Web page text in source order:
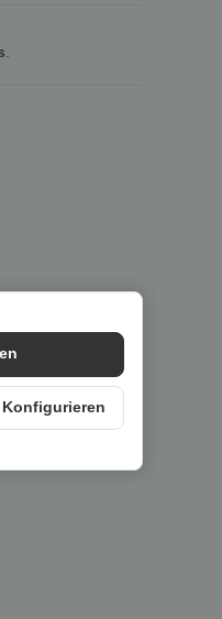
.
Konfigurieren